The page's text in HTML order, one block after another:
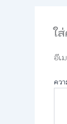
ใ
อีเ
คว